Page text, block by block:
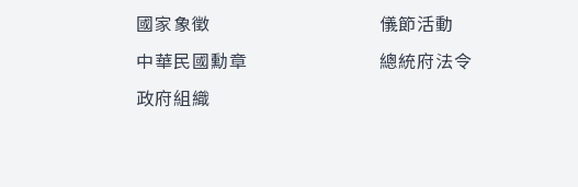
國家象徵
中華民國勳章
政府組織
儀節活動
總統府法令